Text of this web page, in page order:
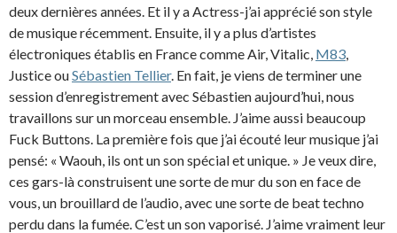
deux dernières années. Et il y a Actress-j’ai apprécié son style
de musique récemment. Ensuite, il y a plus d’artistes
électroniques établis en France comme Air, Vitalic, M83,
Justice ouSébastien Tellier. En fait, je viens de terminer une
session d’enregistrement avec Sébastien aujourd’hui, nous
travaillons sur un morceau ensemble. J’aime aussi beaucoup
Fuck Buttons. La première fois que j’ai écouté leur musique j’ai
pensé: « Waouh, ils ont un son spécial et unique. » Je veux dire,
ces gars-là construisent une sorte de mur du son en face de
vous, un brouillard de l’audio, avec une sorte de beat techno
perdu dans la fumée. C’est un son vaporisé. J’aime vraiment leur